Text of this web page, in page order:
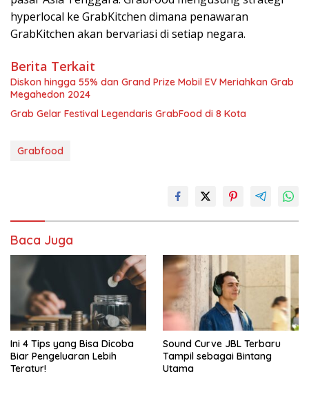
hyperlocal ke GrabKitchen dimana penawaran
GrabKitchen akan bervariasi di setiap negara.
Berita Terkait
Diskon hingga 55% dan Grand Prize Mobil EV Meriahkan Grab
Megahedon 2024
Grab Gelar Festival Legendaris GrabFood di 8 Kota
Grabfood
Baca Juga
Ini 4 Tips yang Bisa Dicoba
Biar Pengeluaran Lebih
Teratur!
Sound Curve JBL Terbaru
Tampil sebagai Bintang
Utama